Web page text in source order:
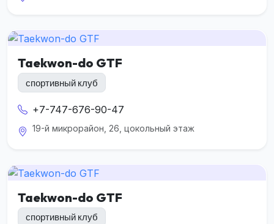
Taekwon-do GTF
спортивный клуб
+7-747-676-90-47
19-й микрорайон, 26, цокольный этаж
Taekwon-do GTF
спортивный клуб